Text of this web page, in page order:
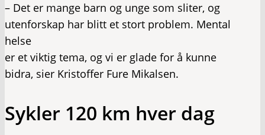
– Det er mange barn og unge som sliter, og
utenforskap har blitt et stort problem. Mental
helse
er et viktig tema, og vi er glade for å kunne
bidra, sier Kristoffer Fure Mikalsen.
Sykler 120 km hver dag